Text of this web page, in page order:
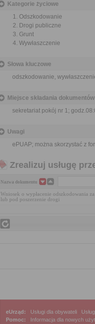
Kategorie życiowe
Odszkodowanie
Drogi publiczne
Grunt
Wywłaszczenie
Słowa kluczowe
odszkodowanie,
Miejsce składania dokumentów
sekretariat pokój nr 1;
Uwagi
ePUAP; można skorzystać z
Zrealizuj usługę
Nazwa dokumentu
Wniosek o wypłacenie odszkodowania
lub pod poszerzenie drogi
eUrząd: Usługi dla obywateli
Pomoc:
Informacja dla nowych